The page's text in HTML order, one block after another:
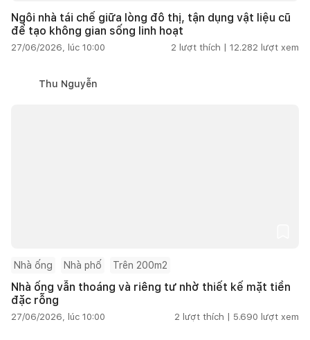
Ngôi nhà tái chế giữa lòng đô thị, tận dụng vật liệu cũ
để tạo không gian sống linh hoạt
27/06/2026, lúc 10:00 2 lượt thích | 12.282 lượt xem
Thu Nguyễn
Nhà ống Nhà phố Trên 200m2
Nhà ống vẫn thoáng và riêng tư nhờ thiết kế mặt tiền
đặc rỗng
27/06/2026, lúc 10:00 2 lượt thích | 5.690 lượt xem